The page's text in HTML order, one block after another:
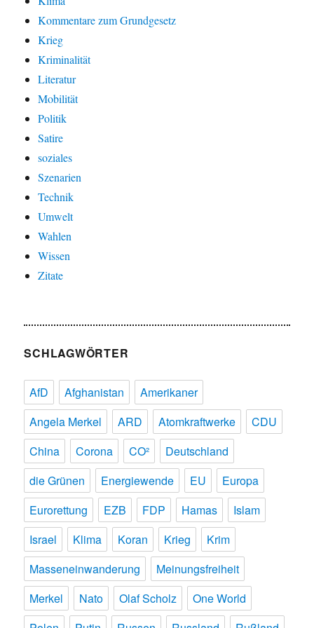
Kommentare zum Grundgesetz
Krieg
Kriminalität
Literatur
Mobilität
Politik
Satire
soziales
Szenarien
Technik
Umwelt
Wahlen
Wissen
Zitate
SCHLAGWÖRTER
AfD Afghanistan
Amerikaner
Angela Merkel
ARD Atomkraftwerke
CDU
China
Corona CO²
Deutschland
die Grünen
Energiewende EU
Europa
Eurorettung
EZB FDP Hamas
Islam
Israel
Klima Koran Krieg
Krim
Masseneinwanderung
Meinungsfreiheit
Merkel
Nato Olaf Scholz
One World